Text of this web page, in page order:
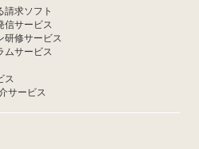
求ソフト
信サービス
研修サービス
ムサービス
ス
サービス